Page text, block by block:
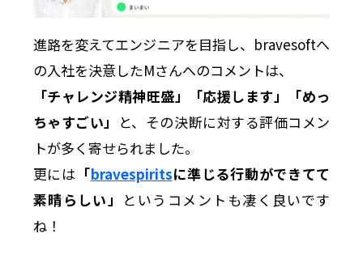
進路を変えてエンジニアを目指し、bravesoftへ
の入社を決意したMさんへのコメントは、
「チャレンジ精神旺盛」「応援します」「めっ
ちゃすごい」 と、その決断に対する評価コメン
トが多く寄せられました。
更には 「bravespiritsに準じる行動ができてて
素晴らしい」 というコメントも凄く良いです
ね！